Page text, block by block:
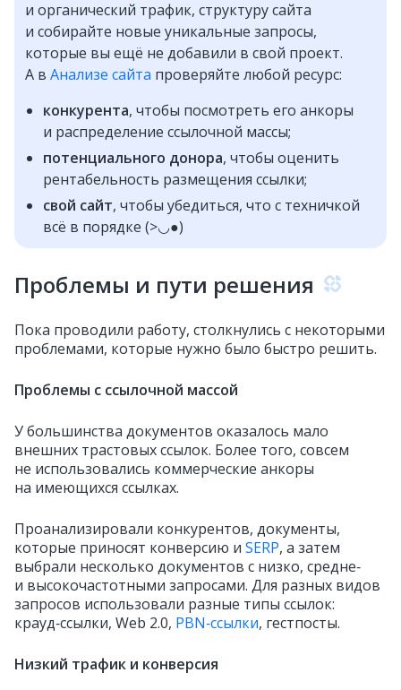
и органический трафик, структуру сайта
и собирайте новые уникальные запросы,
которые вы ещё не добавили в свой проект.
А в Анализе сайта проверяйте любой ресурс:
конкурента, чтобы посмотреть его анкоры
и распределение ссылочной массы;
потенциального донора, чтобы оценить
рентабельность размещения ссылки;
свой сайт, чтобы убедиться, что с техничкой
всё в порядке (>◡●)
Проблемы и пути решения
Пока проводили работу, столкнулись с некоторыми
проблемами, которые нужно было быстро решить.
Проблемы с ссылочной массой
У большинства документов оказалось мало
внешних трастовых ссылок. Более того, совсем
не использовались коммерческие анкоры
на имеющихся ссылках.
Проанализировали конкурентов, документы,
которые приносят конверсию и SERP, а затем
выбрали несколько документов с низко, средне‑
и высокочастотными запросами. Для разных видов
запросов использовали разные типы ссылок:
крауд‑ссылки, Web 2.0, PBN‑ссылки, гестпосты.
Низкий трафик и конверсия